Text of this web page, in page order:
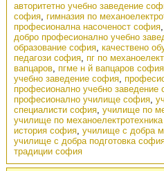
авторитетно учебно заведение
софия, гимназия по
професионална насоченост софия,
добро професионално учебно
образование софия, качествено
педагози софия, пг по
вапцаров, пгме н й вапцаров софия
учебно заведение софия,
професионално учебно заведение
професионално училище софия,
специалисти софия, училище по
училище по
история софия, училище с добра
училище с добра подготовка
традиции софия